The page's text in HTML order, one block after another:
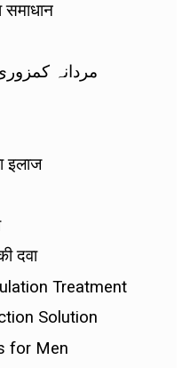
समाधान
مردانہ
इलाज
दवा
Treatment
Solution
for Men